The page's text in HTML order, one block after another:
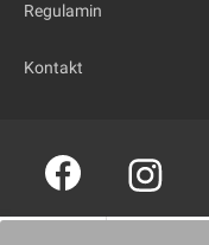
Regulamin
Kontakt